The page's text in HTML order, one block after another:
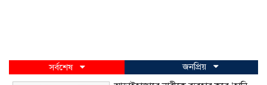
সর্বশেষ
জনপ্রিয়